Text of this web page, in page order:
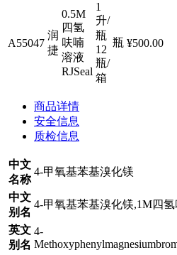
A55047
润
捷
0.5M
四氢
呋喃
溶液
RJSeal
1
升/
瓶
12
瓶/
箱
瓶 ¥500.00
商品详情
安全信息
质检信息
中文
名称
4-甲氧基苯基溴化镁
中文
别名
4-甲氧基苯基溴化镁,1M四
英文
别名
4-